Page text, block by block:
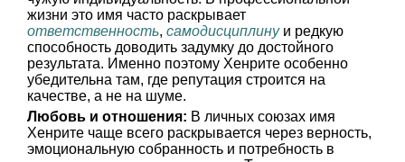
жизни это имя часто раскрывает
ответственность, самодисциплинуи редкую
способность доводить задумку до достойного
результата. Именно поэтому Хенрите особенно
убедительна там, где репутация строится на
качестве, а не на шуме.
Любовь и отношения: В личных союзах имя
Хенрите чаще всего раскрывается через верность,
эмоциональную собранность и потребность в